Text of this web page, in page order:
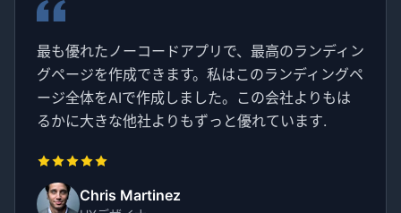
最も優れたノーコードアプリで、最高のランディン
グページを作成できます。私はこのランディングペ
ージ全体をAIで作成しました。この会社よりもは
るかに大きな他社よりもずっと優れています.
Chris Martinez